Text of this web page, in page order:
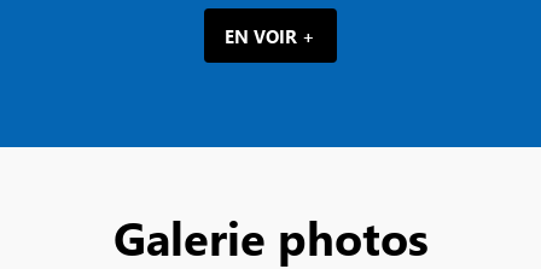
EN VOIR +
Galerie photos